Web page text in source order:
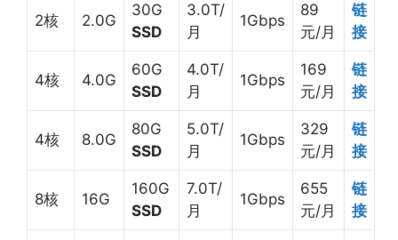
2核 2.0G
30G
SSD
3.0T/
月
1Gbps
89
元/月
链
接
4核 4.0G
60G
SSD
4.0T/
月
1Gbps
169
元/月
链
接
4核 8.0G
80G
SSD
5.0T/
月
1Gbps
329
元/月
链
接
8核 16G
160G
SSD
7.0T/
月
1Gbps
655
元/月
链
接